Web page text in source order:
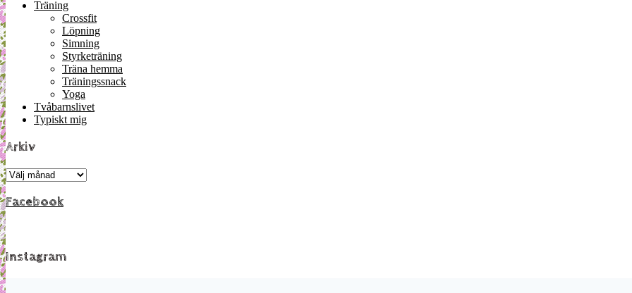
Träning
Crossfit
Löpning
Simning
Styrketräning
Träna hemma
Träningssnack
Yoga
Tvåbarnslivet
Typiskt mig
Arkiv
Arkiv
Facebook
Instagram